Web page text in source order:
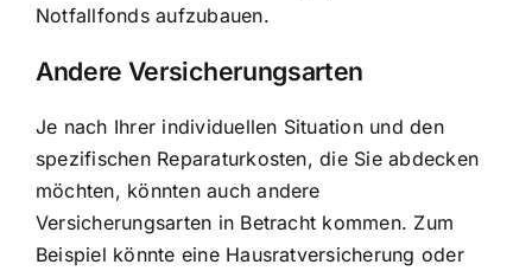
Notfallfonds aufzubauen.
Andere Versicherungsarten
Je nach Ihrer individuellen Situation und den
spezifischen Reparaturkosten, die Sie abdecken
möchten, könnten auch andere
Versicherungsarten in Betracht kommen. Zum
Beispiel könnte eine Hausratversicherung oder